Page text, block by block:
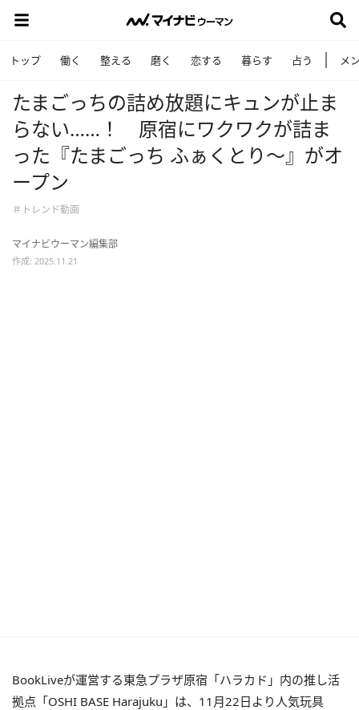
トップ 働く 整える 磨く 恋する 暮らす 占う メ
たまごっちの詰め放題にキュンが止ま
らない……！ 原宿にワクワクが詰ま
った『たまごっち ふぁくとり～』がオ
ープン
＃トレンド動画
マイナビウーマン編集部
作成: 2025.11.21
BookLiveが運営する東急プラザ原宿「ハラカド」内の推し活
拠点「OSHI BASE Harajuku」は、11月22日より人気玩具